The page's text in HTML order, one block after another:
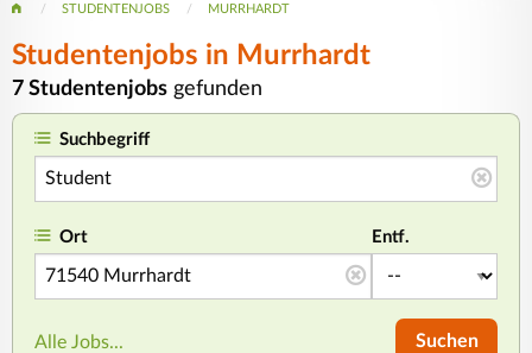
STUDENTENJOBS MURRHARDT
Studentenjobs in Murrhardt
7 Studentenjobs gefunden
Suchbegriff
Ort Entf.
Alle Jobs... Suchen